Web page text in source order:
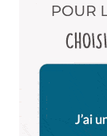
Merci pour
fausses
Milie
14 avril 2015
Répondre